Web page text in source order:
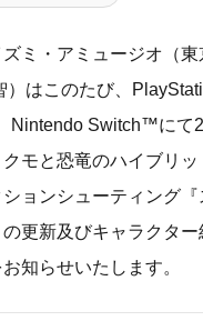
ミ・アミュージオ（
）はこのたび、
Nintendo Switch™にて
クモと恐竜のハイブリ
ョンシューティング
更新及びキャラクタ
知らせいたします。